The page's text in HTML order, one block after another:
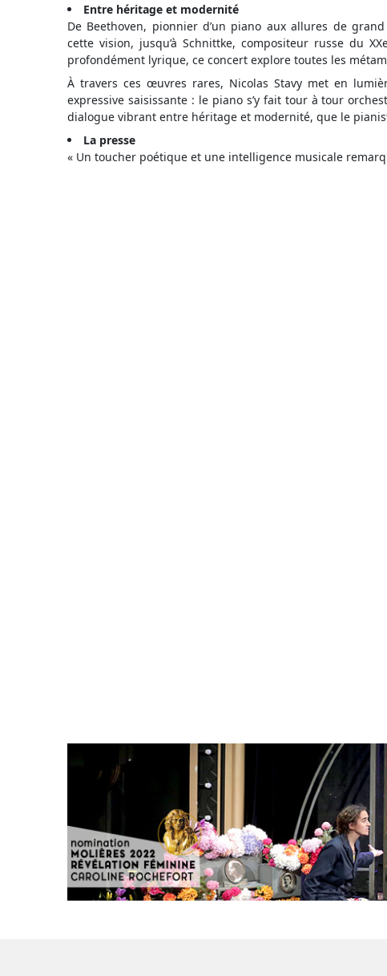
Entre héritage et modernité
De Beethoven, pionnier d’un piano aux allures de
cette vision, jusqu’àSchnittke, compositeur russe du
profondément lyrique, ce concert explore toutes les
À travers ces œuvres rares, Nicolas Stavy met en lumi
expressive saisissante : le piano s’y fait tour à tour
dialogue vibrant entre héritage et modernité, que le
La presse
« Un toucher poétique et une intelligence musicale